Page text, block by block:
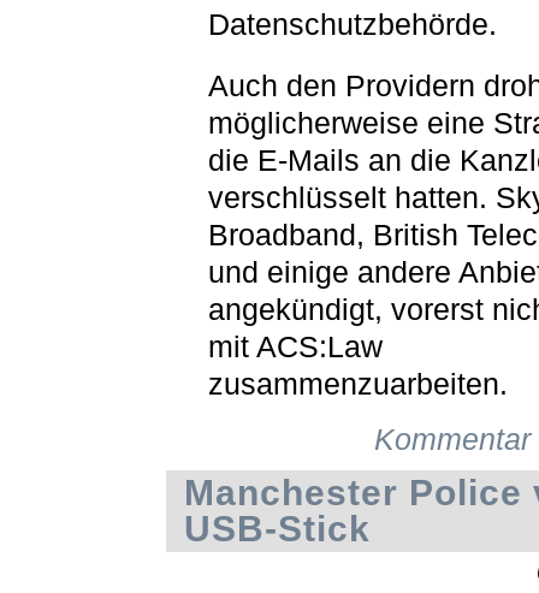
Datenschutzbehörde.
Auch den Providern
möglicherweise eine
die E-Mails an die
verschlüsselt hatten.
Broadband, British
und einige andere
angekündigt, vorerst
mit ACS:Law
zusammenzuarbeiten.
Manchester Police
USB-Stick